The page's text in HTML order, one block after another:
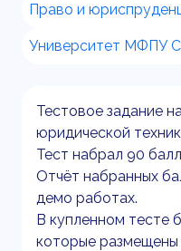
Право и
Университет МФПУ
Тестовое задание
юридической
Тест набрал 90
Отчёт набранных
демо работах.
В купленном тесте
которые размещены